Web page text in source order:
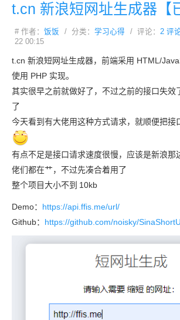
t.cn 新浪短网址生成器【
# 作者： 饭饭 / 分类： 学习心得 / 评论： 2 评
22 00:15
t.cn 新浪短网址生成器，前端采用 HTML/
使用 PHP 实现。
其实很早之前就做好了，不过之前的接口失效
了
今天看到有大佬用这种方式请求，就顺便把接
有点不足是接口请求速度很慢，应该是新浪那
佬们都在艹，不过先凑合着用了
整个项目大小不到 10kb
Demo： https://api.ffis.me/url/
Github： https://github.com/noisky/